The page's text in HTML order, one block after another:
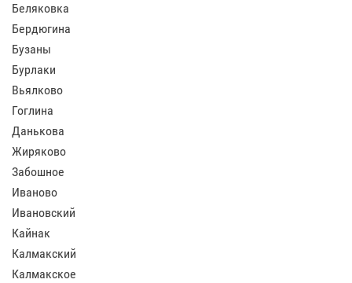
Беляковка
Бердюгина
Бузаны
Бурлаки
Вьялково
Гоглина
Данькова
Жиряково
Забошное
Иваново
Ивановский
Кайнак
Калмакский
Калмакское